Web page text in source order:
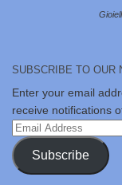
SUBSCRIBE TO OUR
Enter your email
receive notifications
Email
Address
Subscribe